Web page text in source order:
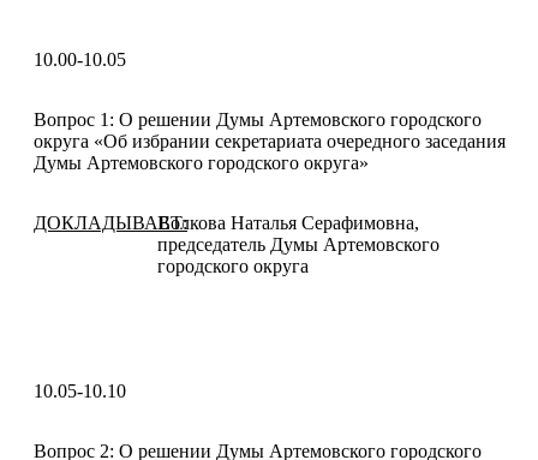
10.00-10.05
Вопрос 1: О решении Думы Артемовского городского
округа «Об избрании секретариата очередного заседания
Думы Артемовского городского округа»
ДОКЛАДЫВАЕТ:Волкова Наталья Серафимовна,
председатель Думы Артемовского
городского округа
10.05-10.10
Вопрос 2: О решении Думы Артемовского городского